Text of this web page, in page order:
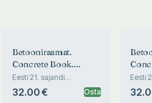
Betooniraamat.
Concrete Book.
Бетонная книга
Eesti 21. sajandi
betoonehitis. Conrete
Buildings in the 21st
32.00 € Osta
Eesti